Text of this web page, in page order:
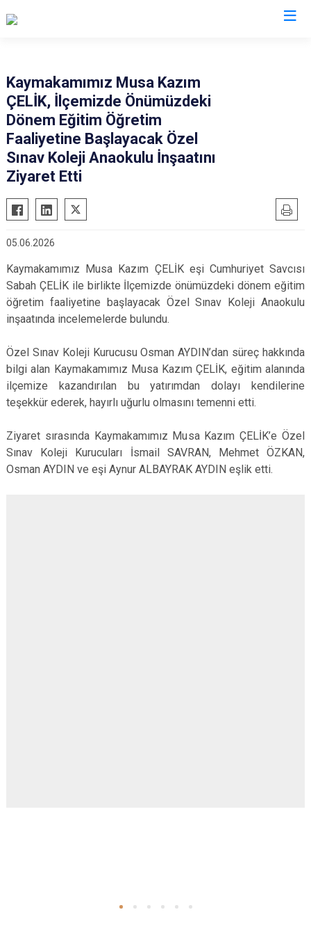
Akseki
Alanya
Elmalı
Finike
Gazipaşa
Gündoğmuş
İbradı
Kaş
Kemer
Korkuteli
Kumluca
Manavgat
Konyaaltı
Muratpaşa
Kaymakamımız Musa Kazım
ÇELİK, İlçemizde Önümüzdeki
Dönem Eğitim Öğretim
Faaliyetine Başlayacak Özel
Sınav Koleji Anaokulu İnşaatını
Ziyaret Etti
05.06.2026
Kaymakamımız Musa Kazım ÇELİK eşi Cumhuriyet Savcısı
Sabah ÇELİK ile birlikte İlçemizde önümüzdeki dönem eğitim
öğretim faaliyetine başlayacak Özel Sınav Koleji Anaokulu
inşaatında incelemelerde bulundu.
Özel Sınav Koleji Kurucusu Osman AYDIN’dan süreç hakkında
bilgi alan Kaymakamımız Musa Kazım ÇELİK, eğitim alanında
ilçemize kazandırılan bu yatırımdan dolayı kendilerine
teşekkür ederek, hayırlı uğurlu olmasını temenni etti.
Ziyaret sırasında Kaymakamımız Musa Kazım ÇELİK’e Özel
Sınav Koleji Kurucuları İsmail SAVRAN, Mehmet ÖZKAN,
Osman AYDIN ve eşi Aynur ALBAYRAK AYDIN eşlik etti.